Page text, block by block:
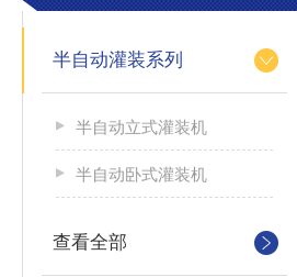
半自动灌装系列
半自动立式灌装机
半自动卧式灌装机
查看全部